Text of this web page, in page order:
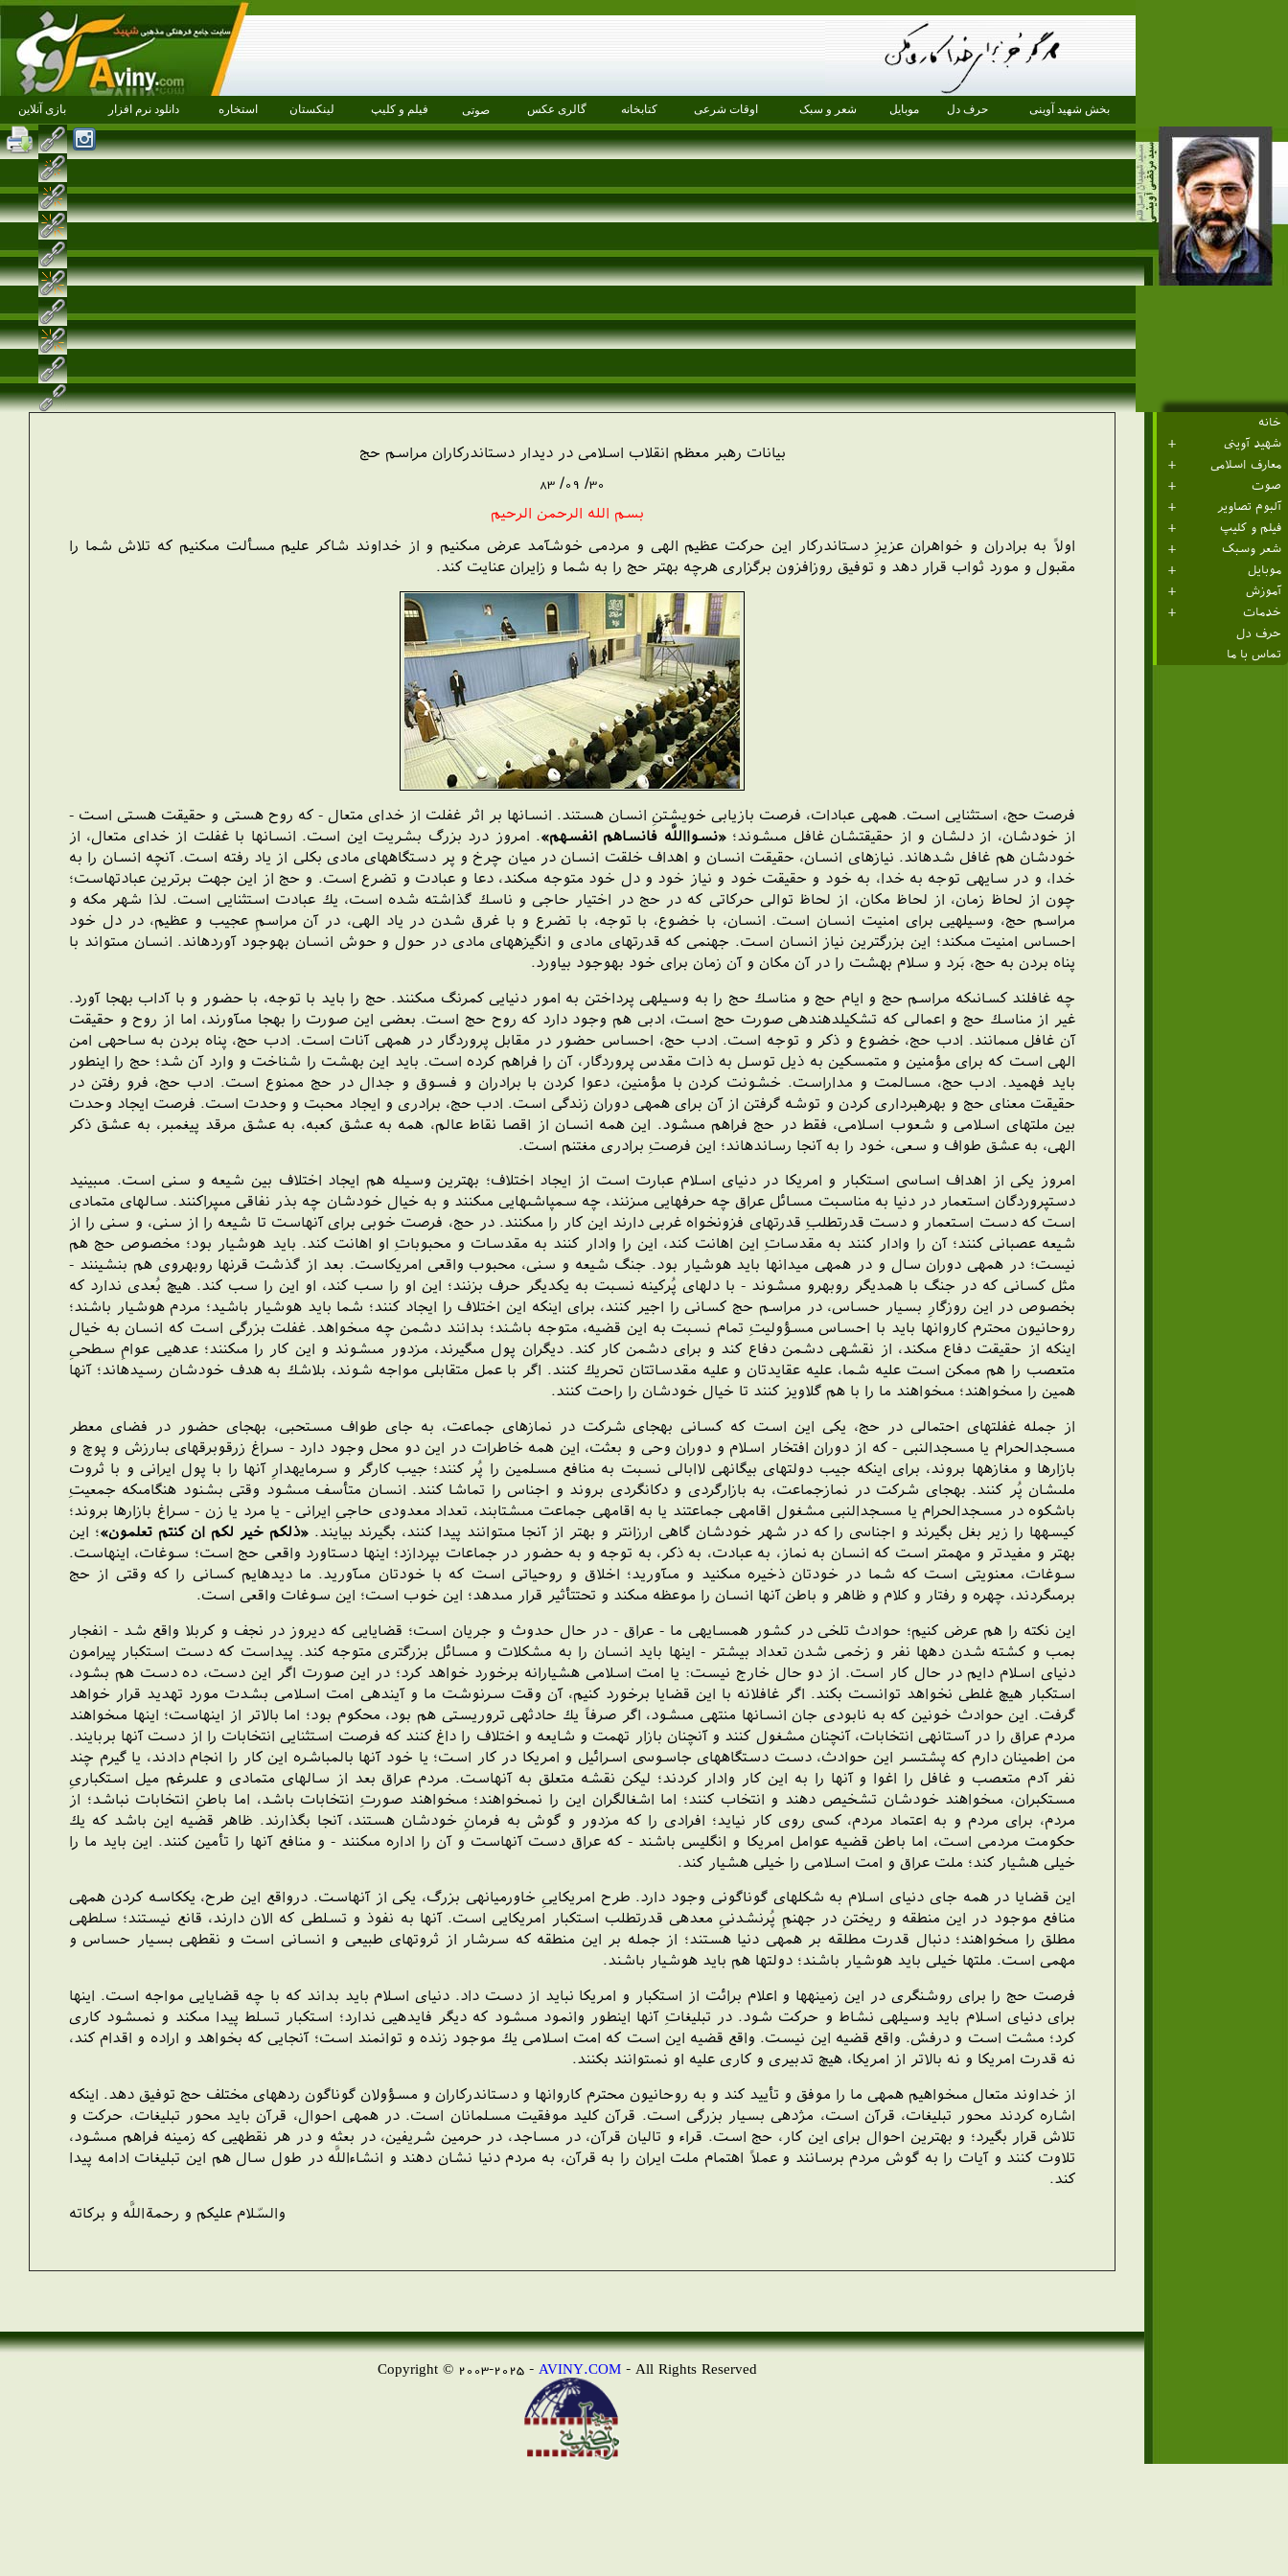
بخش شهید آوینی حرف دل موبایل شعر و سبک اوقات شرعی کتابخانه گالری عکس صوتی فیلم و کلیپ لینکستان استخاره دانلود نرم افزار بازی آنلاین
خانه
شهید آوینی
معارف اسلامی
صوت
آلبوم تصاویر
فیلم و کلیپ
شعر وسبک
موبایل
آموزش
خدمات
حرف دل
تماس با ما
بيانات رهبر معظم انقلاب اسلامى‏ در ديدار دست‏اندركاران مراسم حج‏‏‏‏‏‏‏
30/ 09/ 83
بسم الله الرحمن الرحيم
اولاً به برادران و خواهران عزيزِ دست‏اندركار اين حركت عظيم الهى و مردمى خوش‏آمد عرض مى‏كنيم و از خداوند شاكر عليم مسألت مى‏كنيم كه تلاش شما را
مقبول و مورد ثواب قرار دهد و توفيق روزافزون برگزارى هرچه بهتر حج را به شما و زايران عنايت كند.
فرصت حج، استثنايى است. همه‏ى عبادات، فرصت بازيابى خويشتنِ انسان هستند. انسانها بر اثر غفلت از خداى متعال - كه روح هستى و حقيقت هستى است -
از خودشان، از دلشان و از حقيقتشان غافل مى‏شوند؛«نسوااللَّه فانساهم انفسهم». امروز درد بزرگ بشريت اين است. انسانها با غفلت از خداى متعال، از
خودشان هم غافل شده‏اند. نيازهاى انسان، حقيقت انسان و اهداف خلقت انسان در ميان چرخ و پر دستگاه‏هاى مادى بكلى از ياد رفته است. آنچه انسان را به
خدا، و در سايه‏ى توجه به خدا، به خود و حقيقت خود و نياز خود و دل خود متوجه مى‏كند، دعا و عبادت و تضرع است. و حج از اين جهت برترين عبادتهاست؛
چون از لحاظ زمان، از لحاظ مكان، از لحاظ توالى حركاتى كه در حج در اختيار حاجى و ناسك گذاشته شده است، يك عبادت استثنايى است. لذا شهر مكه و
مراسم حج، وسيله‏يى براى امنيت انسان است. انسان، با خضوع، با توجه، با تضرع و با غرق شدن در ياد الهى، در آن مراسمِ عجيب و عظيم، در دل خود
احساس امنيت مى‏كند؛ اين بزرگترين نياز انسان است. جهنمى كه قدرتهاى مادى و انگيزه‏هاى مادى در حول و حوش انسان به‏وجود آورده‏اند. انسان مى‏تواند با
پناه بردن به حج، بَرد و سلام بهشت را در آن مكان و آن زمان براى خود به‏وجود بياورد.
چه غافلند كسانى‏كه مراسم حج و ايام حج و مناسك حج را به وسيله‏ى پرداختن به امور دنيايى كمرنگ مى‏كنند. حج را بايد با توجه، با حضور و با آداب به‏جا آورد.
غير از مناسك حج و اعمالى كه تشكيل‏دهنده‏ى صورت حج است، ادبى هم وجود دارد كه روح حج است. بعضى اين صورت را به‏جا مى‏آورند، اما از روح و حقيقت
آن غافل مى‏مانند. ادب حج، خضوع و ذكر و توجه است. ادب حج، احساس حضور در مقابل پروردگار در همه‏ى آنات است. ادب حج، پناه بردن به ساحه‏ى امن
الهى است كه براى مؤمنين و متمسكين به ذيل توسل به ذات مقدس پروردگار، آن را فراهم كرده است. بايد اين بهشت را شناخت و وارد آن شد؛ حج را اين‏طور
بايد فهميد. ادب حج، مسالمت و مداراست. خشونت كردن با مؤمنين، دعوا كردن با برادران و فسوق و جدال در حج ممنوع است. ادب حج، فرو رفتن در
حقيقت معناى حج و بهره‏بردارى كردن و توشه گرفتن از آن براى همه‏ى دوران زندگى است. ادب حج، برادرى و ايجاد محبت و وحدت است. فرصت ايجاد وحدت
بين ملتهاى اسلامى و شعوب اسلامى، فقط در حج فراهم مى‏شود. اين همه انسان از اقصا نقاط عالم، همه به عشق كعبه، به عشق مرقد پيغمبر، به عشق ذكر
الهى، به عشق طواف و سعى، خود را به آن‏جا رسانده‏اند؛ اين فرصتِ برادرى مغتنم است.
امروز يكى از اهداف اساسى استكبار و امريكا در دنياى اسلام عبارت است از ايجاد اختلاف؛ بهترين وسيله هم ايجاد اختلاف بين شيعه و سنى است. مى‏بينيد
دستپروردگان استعمار در دنيا به مناسبت مسائل عراق چه حرفهايى مى‏زنند، چه سمپاشى‏هايى مى‏كنند و به خيال خودشان چه بذر نفاقى مى‏پراكنند. سالهاى متمادى
است كه دست استعمار و دست قدرت‏طلبِ قدرتهاى فزونخواه غربى دارند اين كار را مى‏كنند. در حج، فرصت خوبى براى آنهاست تا شيعه را از سنى، و سنى را از
شيعه عصبانى كنند؛ آن را وادار كنند به مقدساتِ اين اهانت كند، اين را وادار كنند به مقدسات و محبوباتِ او اهانت كند. بايد هوشيار بود؛ مخصوص حج هم
نيست؛ در همه‏ى دوران سال و در همه‏ى ميدانها بايد هوشيار بود. جنگ شيعه و سنى، محبوب واقعى امريكاست. بعد از گذشت قرنها روبه‏روى هم بنشينند -
مثل كسانى كه در جنگ با همديگر روبه‏رو مى‏شوند - با دلهاى پُركينه نسبت به يكديگر حرف بزنند؛ اين او را سب كند، او اين را سب كند. هيچ بُعدى ندارد كه
بخصوص در اين روزگارِ بسيار حساس، در مراسم حج كسانى را اجير كنند، براى اين‏كه اين اختلاف را ايجاد كنند؛ شما بايد هوشيار باشيد؛ مردم هوشيار باشند؛
روحانيون محترم كاروانها بايد با احساس مسؤوليتِ تمام نسبت به اين قضيه، متوجه باشند؛ بدانند دشمن چه مى‏خواهد. غفلت بزرگى است كه انسان به خيال
اين‏كه از حقيقت دفاع مى‏كند، از نقشه‏ى دشمن دفاع كند و براى دشمن كار كند. ديگران پول مى‏گيرند، مزدور مى‏شوند و اين كار را مى‏كنند؛ عده‏يى عوامِ سطحىِ
متعصب را هم ممكن است عليه شما، عليه عقايدتان و عليه مقدساتتان تحريك كنند. اگر با عمل متقابلى مواجه شوند، بلاشك به هدف خودشان رسيده‏اند؛ آنها
همين را مى‏خواهند؛ مى‏خواهند ما را با هم گلاويز كنند تا خيال خودشان را راحت كنند.
از جمله غفلتهاى احتمالى در حج، يكى اين است كه كسانى به‏جاى شركت در نمازهاى جماعت، به جاى طواف مستحبى، به‏جاى حضور در فضاى معطر
مسجدالحرام يا مسجدالنبى - كه از دوران افتخار اسلام و دوران وحى و بعثت، اين همه خاطرات در اين دو محل وجود دارد - سراغ زرق‏وبرق‏هاى بى‏ارزش و پوچ و
بازارها و مغازه‏ها بروند، براى اين‏كه جيب دولتهاى بيگانه‏ى لاابالى نسبت به منافع مسلمين را پُر كنند؛ جيب كارگر و سرمايه‏دارِ آنها را با پول ايرانى و با ثروت
ملى‏شان پُر كنند. به‏جاى شركت در نمازجماعت، به بازارگردى و دكان‏گردى بروند و اجناس را تماشا كنند. انسان متأسف مى‏شود وقتى بشنود هنگامى‏كه جمعيتِ
باشكوه در مسجدالحرام يا مسجدالنبى مشغول اقامه‏ى جماعتند يا به اقامه‏ى جماعت مى‏شتابند، تعداد معدودى حاجىِ ايرانى - يا مرد يا زن - سراغ بازارها بروند؛
كيسه‏ها را زير بغل بگيرند و اجناسى را كه در شهر خودشان گاهى ارزان‏تر و بهتر از آن‏جا مى‏توانند پيدا كنند، بگيرند بيايند.«ذلكم خير لكم ان كنتم تعلمون»؛ اين
بهتر و مفيدتر و مهمتر است كه انسان به نماز، به عبادت، به ذكر، به توجه و به حضور در جماعات بپردازد؛ اينها دستاورد واقعى حج است؛ سوغات، اينهاست.
سوغات، معنويتى است كه شما در خودتان ذخيره مى‏كنيد و مى‏آوريد؛ اخلاق و روحياتى است كه با خودتان مى‏آوريد. ما ديده‏ايم كسانى را كه وقتى از حج
برمى‏گردند، چهره و رفتار و كلام و ظاهر و باطن آنها انسان را موعظه مى‏كند و تحت‏تأثير قرار مى‏دهد؛ اين خوب است؛ اين سوغات واقعى است.
اين نكته را هم عرض كنيم؛ حوادث تلخى در كشور همسايه‏ى ما - عراق - در حال حدوث و جريان است؛ قضايايى كه ديروز در نجف و كربلا واقع شد - انفجار
بمب و كشته شدن ده‏ها نفر و زخمى شدن تعداد بيشتر - اينها بايد انسان را به مشكلات و مسائل بزرگترى متوجه كند. پيداست كه دست استكبار پيرامون
دنياى اسلام دايم در حال كار است. از دو حال خارج نيست: يا امت اسلامى هشيارانه برخورد خواهد كرد؛ در اين صورت اگر اين دست، ده دست هم بشود،
استكبار هيچ غلطى نخواهد توانست بكند. اگر غافلانه با اين قضايا برخورد كنيم، آن وقت سرنوشت ما و آينده‏ى امت اسلامى بشدت مورد تهديد قرار خواهد
گرفت. اين حوادث خونين كه به نابودى جان انسانها منتهى مى‏شود، اگر صرفاً يك حادثه‏ى تروريستى هم بود، محكوم بود؛ اما بالاتر از اينهاست؛ اينها مى‏خواهند
مردم عراق را در آستانه‏ى انتخابات، آن‏چنان مشغول كنند و آن‏چنان بازار تهمت و شايعه و اختلاف را داغ كنند كه فرصت استثنايى انتخابات را از دست آنها بربايند.
من اطمينان دارم كه پشت‏سر اين حوادث، دست دستگاه‏هاى جاسوسى اسرائيل و امريكا در كار است؛ يا خود آنها بالمباشره اين كار را انجام دادند، يا گيرم چند
نفر آدم متعصب و غافل را اغوا و آنها را به اين كار وادار كردند؛ ليكن نقشه متعلق به آنهاست. مردم عراق بعد از سالهاى متمادى و على‏رغم ميل استكبارىِ
مستكبران، مى‏خواهند خودشان تشخيص دهند و انتخاب كنند؛ اما اشغالگران اين را نمى‏خواهند؛ مى‏خواهند صورتِ انتخابات باشد، اما باطنِ انتخابات نباشد؛ از
مردم، براى مردم و به اعتماد مردم، كسى روى كار نيايد؛ افرادى را كه مزدور و گوش به فرمانِ خودشان هستند، آن‏جا بگذارند. ظاهر قضيه اين باشد كه يك
حكومت مردمى است، اما باطن قضيه عوامل امريكا و انگليس باشند - كه عراق دست آنهاست و آن را اداره مى‏كنند - و منافع آنها را تأمين كنند. اين بايد ما را
خيلى هشيار كند؛ ملت عراق و امت اسلامى را خيلى هشيار كند.
اين قضايا در همه جاى دنياى اسلام به شكلهاى گوناگونى وجود دارد. طرح امريكايىِ خاورميانه‏ى بزرگ، يكى از آنهاست. درواقع اين طرح، يك‏كاسه كردن همه‏ى
منافع موجود در اين منطقه و ريختن در جهنمِ پُرنشدنىِ معده‏ى قدرت‏طلب استكبار امريكايى است. آنها به نفوذ و تسلطى كه الان دارند، قانع نيستند؛ سلطه‏ى
مطلق را مى‏خواهند؛ دنبال قدرت مطلقه بر همه‏ى دنيا هستند؛ از جمله بر اين منطقه كه سرشار از ثروتهاى طبيعى و انسانى است و نقطه‏ى بسيار حساس و
مهمى است. ملتها خيلى بايد هوشيار باشند؛ دولتها هم بايد هوشيار باشند.
فرصت حج را براى روشنگرى در اين زمينه‏ها و اعلام برائت از استكبار و امريكا نبايد از دست داد. دنياى اسلام بايد بداند كه با چه قضايايى مواجه است. اينها
براى دنياى اسلام بايد وسيله‏ى نشاط و حركت شود. در تبليغاتِ آنها اين‏طور وانمود مى‏شود كه ديگر فايده‏يى ندارد؛ استكبار تسلط پيدا مى‏كند و نمى‏شود كارى
كرد؛ مشت است و درفش. واقع قضيه اين نيست. واقع قضيه اين است كه امت اسلامى يك موجود زنده و توانمند است؛ آن‏جايى كه بخواهد و اراده و اقدام كند،
نه قدرت امريكا و نه بالاتر از امريكا، هيچ تدبيرى و كارى عليه او نمى‏توانند بكنند.
از خداوند متعال مى‏خواهيم همه‏ى ما را موفق و تأييد كند و به روحانيون محترم كاروانها و دست‏اندركاران و مسؤولان گوناگون رده‏هاى مختلف حج توفيق دهد. اين‏كه
اشاره كردند محور تبليغات، قرآن است، مژده‏ى بسيار بزرگى است. قرآن كليد موفقيت مسلمانان است. در همه‏ى احوال، قرآن بايد محور تبليغات، حركت و
تلاش قرار بگيرد؛ و بهترين احوال براى اين كار، حج است. قراء و تاليان قرآن، در مساجد، در حرمين شريفين، در بعثه و در هر نقطه‏يى كه زمينه فراهم مى‏شود،
تلاوت كنند و آيات را به گوش مردم برسانند و عملاً اهتمام ملت ايران را به قرآن، به مردم دنيا نشان دهند و ان‏شاءاللَّه در طول سال هم اين تبليغات ادامه پيدا
كند.
والسّلام عليكم و رحمةاللَّه و بركاته
AVINY.COM - All Rights Reserved